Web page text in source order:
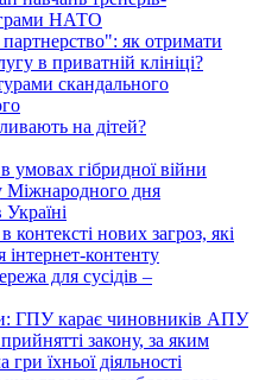
НАТО
як отримати
в приватній клініці?
скандального
на дітей?
гібридної війни
Міжнародного дня
контексті нових загроз, які
контенту
для сусідів –
ГПУ карає чиновників АПУ
закону, за яким
їхньої діяльності